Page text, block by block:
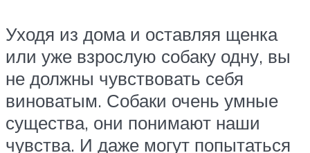
Уходя из дома и оставляя щенка
или уже взрослую собаку одну, вы
не должны чувствовать себя
виноватым. Собаки очень умные
существа, они понимают наши
чувства. И даже могут попытаться